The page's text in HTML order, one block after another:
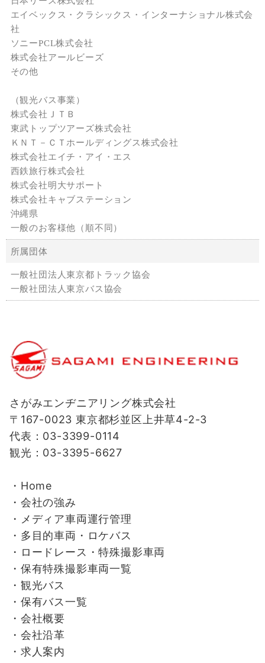
エイベックス・クラシックス・インターナショナル株式会
社
ソニーPCL株式会社
株式会社アールビーズ
その他
（観光バス事業）
株式会社ＪＴＢ
東武トップツアーズ株式会社
ＫＮＴ－ＣＴホールディングス株式会社
株式会社エイチ・アイ・エス
西鉄旅行株式会社
株式会社明大サポート
株式会社キャブステーション
沖縄県
一般のお客様他（順不同）
所属団体
一般社団法人東京都トラック協会
一般社団法人東京バス協会
さがみエンヂニアリング株式会社
〒167-0023 東京都杉並区上井草4-2-3
代表：03-3399-0114
観光：03-3395-6627
・Home
・会社の強み
・ メディア車両運行管理
・ 多目的車両・ロケバス
・ ロードレース・特殊撮影車両
・ 保有特殊撮影車両一覧
・ 観光バス
・ 保有バス一覧
・ 会社概要
・ 会社沿革
・ 求人案内